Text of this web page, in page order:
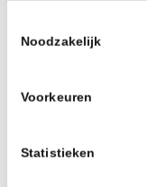
Noodzakelijk
Voorkeuren
Statistieken